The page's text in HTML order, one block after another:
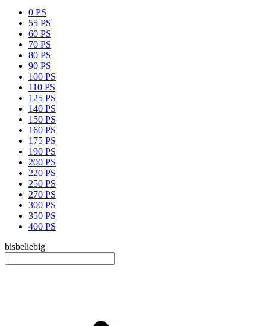
0 PS
55 PS
60 PS
70 PS
80 PS
90 PS
100 PS
110 PS
125 PS
140 PS
150 PS
160 PS
175 PS
190 PS
200 PS
220 PS
250 PS
270 PS
300 PS
350 PS
400 PS
bisbeliebig